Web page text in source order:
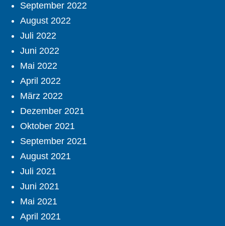
September 2022
August 2022
Juli 2022
Juni 2022
Mai 2022
April 2022
März 2022
Dezember 2021
Oktober 2021
September 2021
August 2021
Juli 2021
Juni 2021
Mai 2021
April 2021